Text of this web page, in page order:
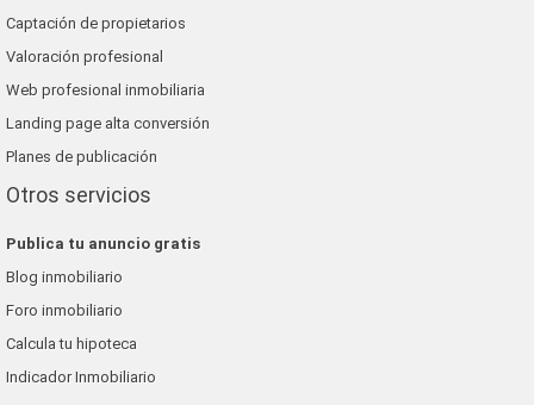
Captación de propietarios
Valoración profesional
Web profesional inmobiliaria
Landing page alta conversión
Planes de publicación
Otros servicios
Publica tu anuncio gratis
Blog inmobiliario
Foro inmobiliario
Calcula tu hipoteca
Indicador Inmobiliario